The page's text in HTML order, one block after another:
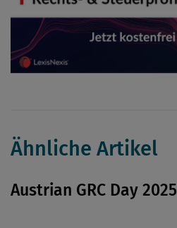
Ähnliche Artikel
Austrian GRC Day 2025